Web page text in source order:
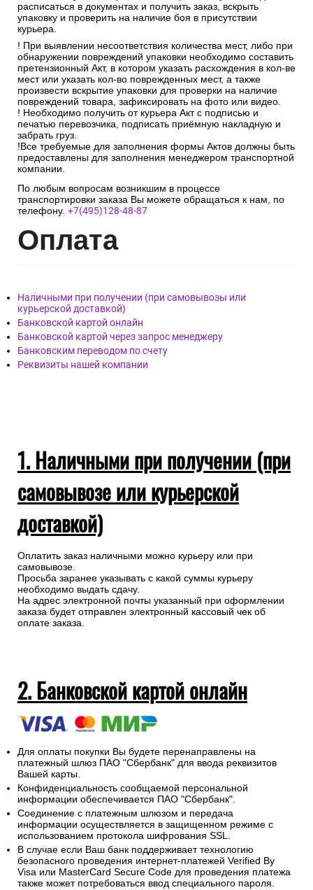
расписаться в документах и получить заказ, вскрыть
упаковку и проверить на наличие боя в присутствии
курьера.
! При выявлении несоответствия количества мест, либо при
обнаружении повреждений упаковки необходимо составить
претензионный Акт, в котором указать расхождения в кол-ве
мест или указать кол-во поврежденных мест, а также
произвести вскрытие упаковки для проверки на наличие
повреждений товара, зафиксировать на фото или видео.
! Необходимо получить от курьера Акт с подписью и
печатью перевозчика, подписать приёмную накладную и
забрать груз.
!Все требуемые для заполнения формы Актов должны быть
предоставлены для заполнения менеджером транспортной
компании.
По любым вопросам возникшим в процессе
транспортировки заказа Вы можете обращаться к нам, по
телефону. +7(495)128-48-87
Оплата
Наличными при получении (при самовывозы или
курьерской доставкой)
Банковской картой онлайн
Банковской картой через запрос менеджеру
Банковским переводом по счету
Реквизиты нашей компании
1. Наличными при получении (при
самовывозе или курьерской
доставкой)
Оплатить заказ наличными можно курьеру или при
самовывозе.
Просьба заранее указывать с какой суммы курьеру
необходимо выдать сдачу.
На адрес электронной почты указанный при оформлении
заказа будет отправлен электронный кассовый чек об
оплате заказа.
2. Банковской картой онлайн
Для оплаты покупки Вы будете перенаправлены на
платежный шлюз ПАО "Сбербанк" для ввода реквизитов
Вашей карты.
Конфиденциальность сообщаемой персональной
информации обеспечивается ПАО "Сбербанк".
Соединение с платежным шлюзом и передача
информации осуществляется в защищенном режиме с
использованием протокола шифрования SSL.
В случае если Ваш банк поддерживает технологию
безопасного проведения интернет-платежей Verified By
Visa или MasterCard Secure Code для проведения платежа
также может потребоваться ввод специального пароля.